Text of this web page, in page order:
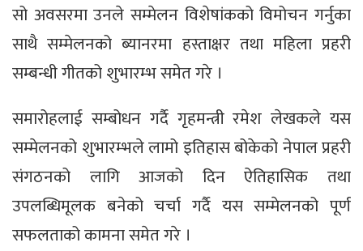
सो अवसरमा उनले सम्मेलन विशेषांकको विमोचन गर्नुका
साथै सम्मेलनको ब्यानरमा हस्ताक्षर तथा महिला प्रहरी
सम्बन्धी गीतको शुभारम्भ समेत गरे ।
समारोहलाई सम्बोधन गर्दै गृहमन्त्री रमेश लेखकले यस
सम्मेलनको शुभारम्भले लामो इतिहास बोकेको नेपाल प्रहरी
संगठनको लागि आजको दिन ऐतिहासिक तथा
उपलब्धिमूलक बनेको चर्चा गर्दै यस सम्मेलनको पूर्ण
सफलताको कामना समेत गरे ।